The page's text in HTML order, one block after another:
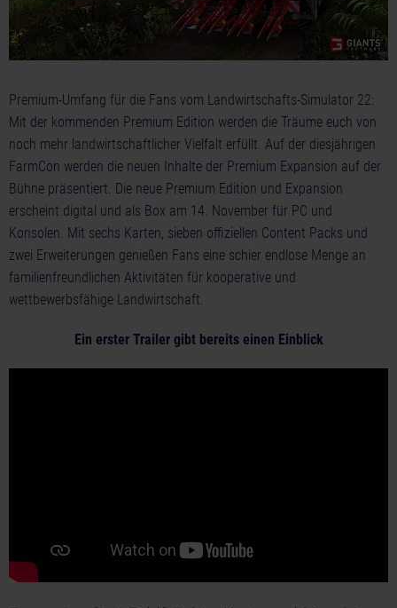
Premium-Umfang für die Fans vom Landwirtschafts-Simulator 22:
Mit der kommenden Premium Edition werden die Träume euch von
noch mehr landwirtschaftlicher Vielfalt erfüllt. Auf der diesjährigen
FarmCon werden die neuen Inhalte der Premium Expansion auf der
Bühne präsentiert. Die neue Premium Edition und Expansion
erscheint digital und als Box am 14. November für PC und
Konsolen. Mit sechs Karten, sieben offiziellen Content Packs und
zwei Erweiterungen genießen Fans eine schier endlose Menge an
familienfreundlichen Aktivitäten für kooperative und
wettbewerbsfähige Landwirtschaft.
Ein erster Trailer gibt bereits einen Einblick